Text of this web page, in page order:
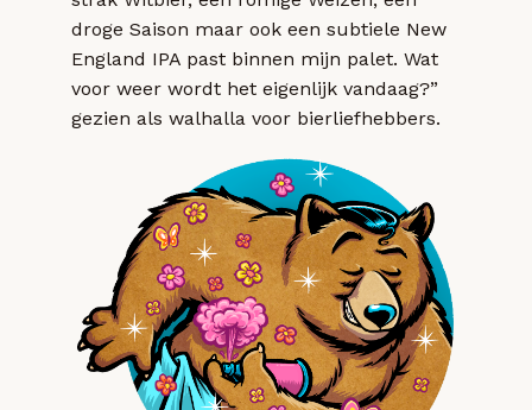
droge Saison maar ook een subtiele New
England IPA past binnen mijn palet. Wat
voor weer wordt het eigenlijk vandaag?”
gezien als walhalla voor bierliefhebbers.